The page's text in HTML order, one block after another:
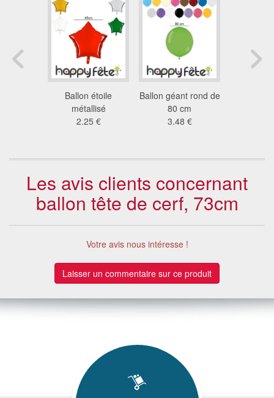
Ballon étoile
métallisé
2.25 €
Ballon géant rond de
80 cm
3.48 €
Les avis clients concernant
ballon tête de cerf, 73cm
Votre avis nous intéresse !
Laisser un commentaire sur ce produit